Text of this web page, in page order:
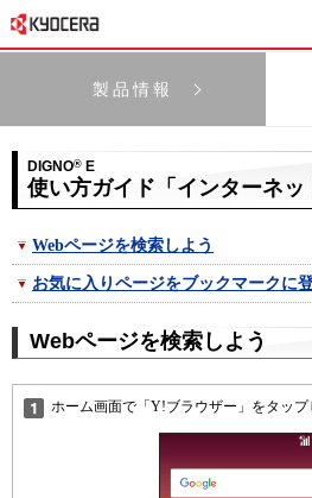
製品情報
DIGNO® E
使い方ガイド「インターネッ
Webページを検索しよう
お気に入りページをブックマークに
Webページを検索しよう
ホーム画面で「Y!ブラウザー」をタップ